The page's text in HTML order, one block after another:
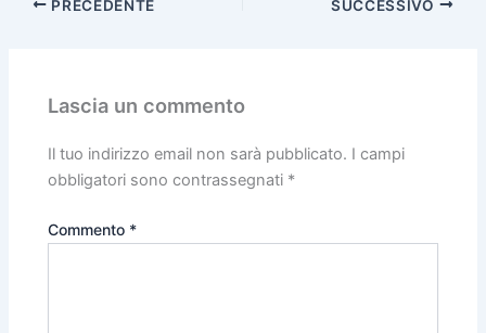
Sant'Annuzza al prezzo di € 350,00;
PRECEDENTE SUCCESSIVO
Lascia un commento
Il tuo indirizzo email non sarà pubblicato. I campi
obbligatori sono contrassegnati *
Commento *